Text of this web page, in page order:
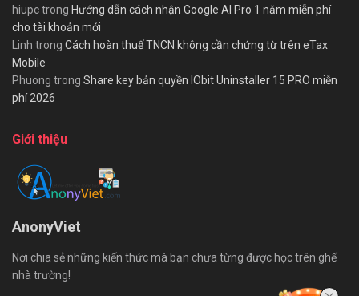
hiupctrong Hướng dẫn cách nhận Google AI Pro 1 năm miễn phí
cho tài khoản mới
Linh trong Cách hoàn thuế TNCN không cần chứng từ trên eTax
Mobile
Phuong trong Share key bản quyền IObit Uninstaller 15 PRO miễn
phí 2026
Giới thiệu
AnonyViet
Nơi chia sẻ những kiến thức mà bạn chưa từng được học trên ghế
nhà trường!